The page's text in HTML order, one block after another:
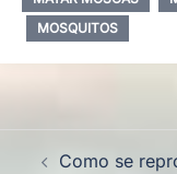
MOSQUITOS
Como se